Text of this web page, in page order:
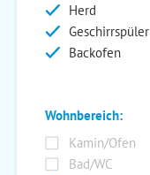
Herd
Geschirrspüler
Backofen
Wohnbereich:
Kamin/Ofen
Bad/WC